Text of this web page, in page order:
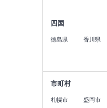
四国
徳島県 香川県
市町村
札幌市 盛岡市